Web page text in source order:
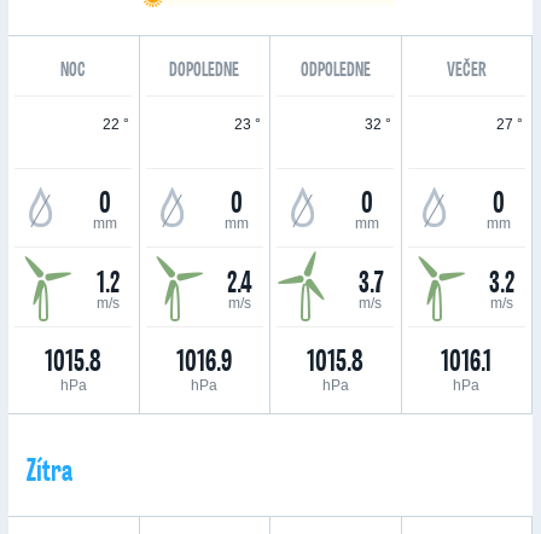
NOC DOPOLEDNE ODPOLEDNE VEČER
22 °
0
mm
1.2
m/s
1015.8
hPa
23 °
0
mm
2.4
m/s
1016.9
hPa
32 °
0
mm
3.7
m/s
1015.8
hPa
27 °
0
mm
3.2
m/s
1016.1
hPa
Zítra